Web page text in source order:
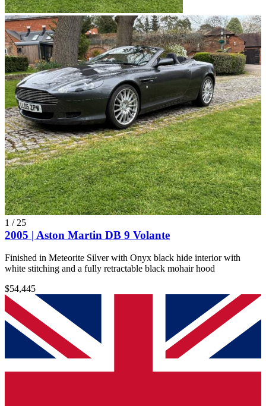
1 / 25
2005 | Aston Martin DB 9 Volante
Finished in Meteorite Silver with Onyx black hide interior with
white stitching and a fully retractable black mohair hood
$54,445